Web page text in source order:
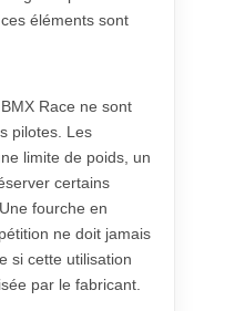
éléments sont
Race ne sont
pilotes. Les
limite de poids, un
certains
fourche en
ne doit jamais
si cette utilisation
par le fabricant.